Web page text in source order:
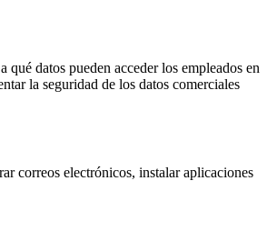
datos pueden acceder los empleados en
la seguridad de los datos comerciales
correos electrónicos, instalar aplicaciones